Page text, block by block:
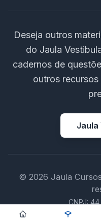
Deseja outros
do Jaula
cadernos de
outros
Jaula
© 2026 Jaula
CNPJ: